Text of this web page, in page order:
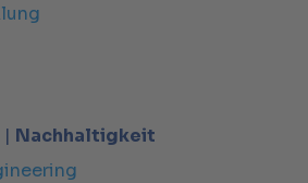
Nachhaltigkeit